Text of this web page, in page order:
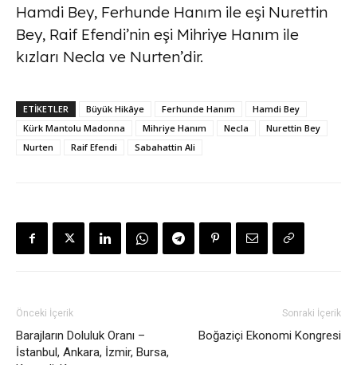
Hamdi Bey, Ferhunde Hanım ile eşi Nurettin
Bey, Raif Efendi’nin eşi Mihriye Hanım ile
kızları Necla ve Nurten’dir.
ETİKETLER Büyük Hikâye Ferhunde Hanım
Hamdi Bey
Kürk Mantolu Madonna
Mihriye Hanım Necla
Nurettin Bey
Nurten
Raif Efendi Sabahattin Ali
Önceki İçerik
Barajların Doluluk Oranı –
İstanbul, Ankara, İzmir, Bursa,
Sonraki İçerik
Boğaziçi Ekonomi Kongresi